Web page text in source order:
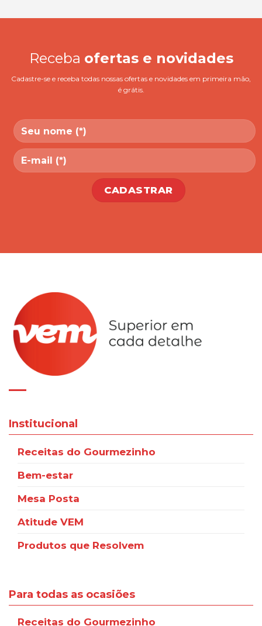
Receba ofertas e novidades
Cadastre-se e receba todas nossas ofertas e novidades em primeira mão,
é grátis.
Institucional
Receitas do Gourmezinho
Bem-estar
Mesa Posta
Atitude VEM
Produtos que Resolvem
Para todas as ocasiões
Receitas do Gourmezinho